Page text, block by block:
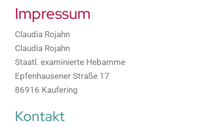
Impressum
Claudia Rojahn
Claudia Rojahn
Staatl. examinierte Hebamme
Epfenhausener Straße 17
86916 Kaufering
Kontakt